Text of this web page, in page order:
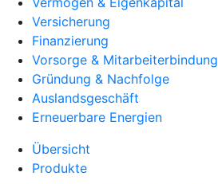
Versicherung
Finanzierung
Vorsorge & Mitarbeiterbindung
Gründung & Nachfolge
Auslandsgeschäft
Erneuerbare Energien
Übersicht
Produkte